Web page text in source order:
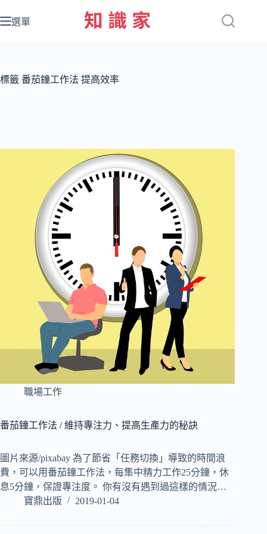
至
容
選單
標籤 番茄鐘工作法 提高效率
職場工作
番茄鐘工作法 / 維持專注力、提高生產力的秘訣
圖片來源/pixabay 為了節省「任務切換」導致的時間浪
費，可以用番茄鐘工作法，每集中精力工作25分鐘，休
息5分鐘，保證專注度。 你有沒有遇到過這樣的情況…
寶鼎出版
2019-01-04